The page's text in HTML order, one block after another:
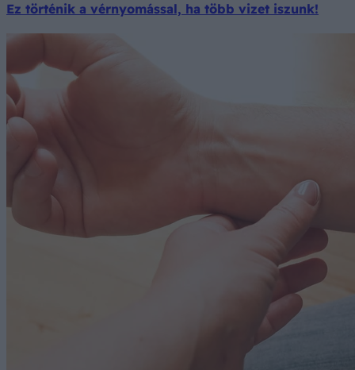
Ez történik a vérnyomással, ha több vizet iszunk!